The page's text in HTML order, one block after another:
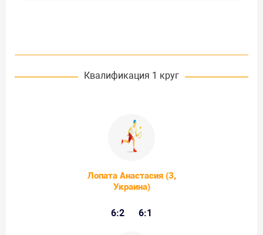
Квалификация 1 круг
Лопата Анастасия (3,
Украина)
6:2 6:1